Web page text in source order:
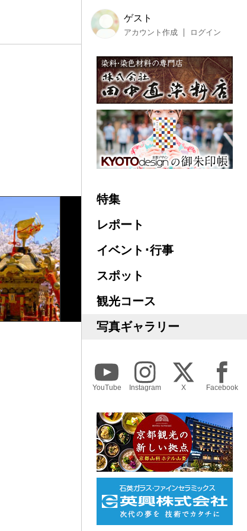
ゲスト
アカウント作成 ログイン
特集
レポート
イベント･行事
スポット
観光コース
写真ギャラリー
YouTube Instagram X Facebook